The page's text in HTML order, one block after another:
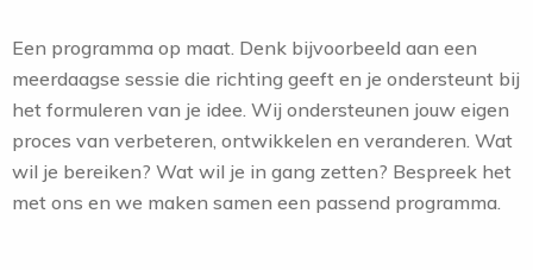
Nieuws
Agenda
Contact
Een programma op maat. Denk bijvoorbeeld aan een
meerdaagse sessie die richting geeft en je ondersteunt bij
het formuleren van je idee. Wij ondersteunen jouw eigen
proces van verbeteren, ontwikkelen en veranderen. Wat
wil je bereiken? Wat wil je in gang zetten? Bespreek het
met ons en we maken samen een passend programma.